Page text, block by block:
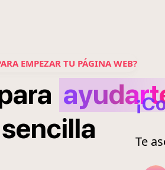
EMPEZAR TU PÁGINA WEB?
sencilla
Te